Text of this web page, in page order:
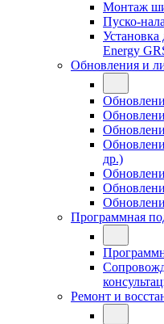
Монтаж
Пуско-
Установка
Energy
Обновления и
др.)
Программная
Ремонт и